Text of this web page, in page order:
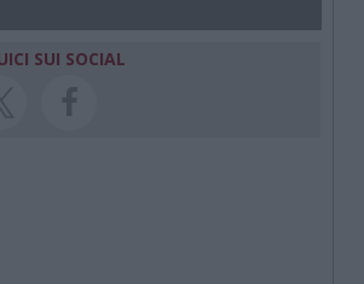
SUI SOCIAL